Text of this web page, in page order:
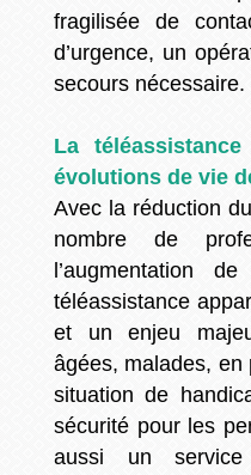
fragilisée de
d’urgence, un
secours nécessaire.
La
évolutions de vie
Avec la réduction
nombre de
l’augmentation
téléassistance
et un enjeu
âgées, malades, en
situation de
sécurité pour les
aussi un